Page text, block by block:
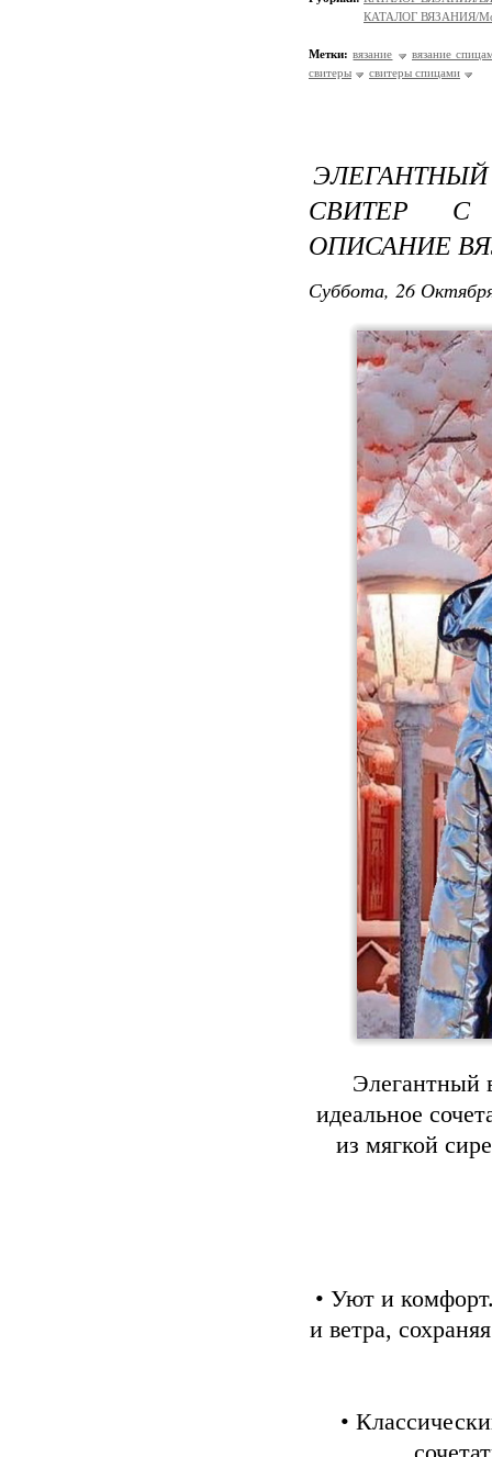
КАТАЛОГ ВЯЗАНИЯ/
Метки: вязание
вязание
свитеры
свитеры спицами
СВИТЕР С
ОПИСАНИЕ
Суббота, 26
Элегантный
идеальное
из мягкой
• Уют и
и ветра,
•